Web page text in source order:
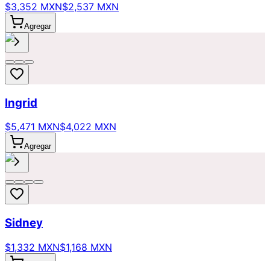
$3,352 MXN$2,537 MXN
Agregar
Ingrid
$5,471 MXN$4,022 MXN
Agregar
Sidney
$1,332 MXN$1,168 MXN